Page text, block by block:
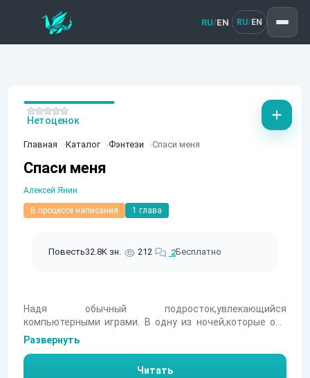
RU/EN RU/ EN
Главная Каталог Фэнтези Спаси меня
Спаси меня
Алексей Янин
В процессе написания 1 глава
Повесть32.8K зн. 212 2Бесплатно
Нет оценок
Надя обычный подросток,увлекающийся
компьютерными играми. В одну из ночей,которые она
проводит за компьютером,чудесным образом она
переносится в игру,жестокую и опасную,и теперь перед
ней стоит задача выйграть и вернуться,или погибнуть.
Развернуть
Читать